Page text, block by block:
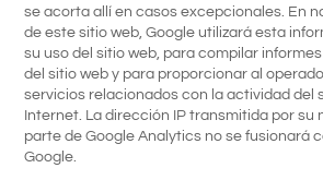
se acorta allí en casos excepcionales. En
de este sitio web, Google utilizará esta
su uso del sitio web, para compilar
del sitio web y para proporcionar al
servicios relacionados con la actividad del
Internet. La dirección IP transmitida por su
parte de Google Analytics no se fusionará
Google.